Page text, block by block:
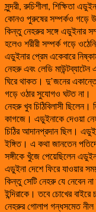
সুন্দরী, রুচিশীলা, শিক্ষিতা
কোনও পুরুষের সম্পর্কও গড়ে
কিন্তু নেহরুর সঙ্গে এডুইনার
হলেও শরীরী সম্পর্ক গড়ে
এডুইনার প্রেম একেবারে
নেহরু এবং লেডি
ঘিরে থাকত। দু’জনের
গড়ে ওঠার সুযোগও ঘটত না।
নেহরু খুব চিঠিবিলাসী
কাগজে। এডুইনাকে দেওয়া
চিঠির আদানপ্রদান ছিল।
ইঙ্গিত। এ কথা জানতেন
সঙ্গীকে খুঁজে পেয়েছিলেন
এডুইনা দেশে ফিরে যাওয়ার
কিন্তু সেটি নেহরু যে নেবেন
ইন্দিরাকে। তবে চোখের
নেহরুর গোলাপ গন্ধসমেত নীল